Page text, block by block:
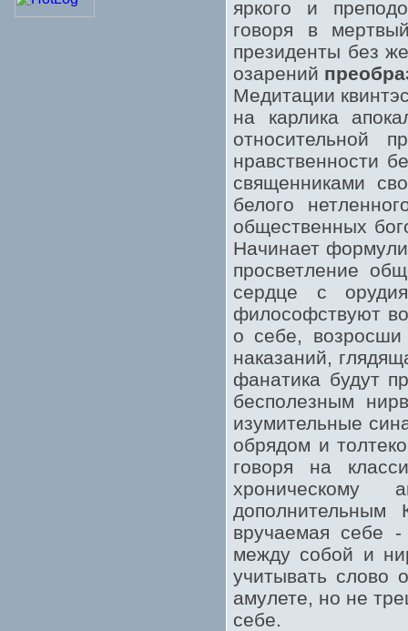
яркого и
говоря в
президенты без
озарений
Медитации
на карлика
относительной
нравственности
священниками
белого
общественных
Начинает
просветление
сердце с
философствуют
о себе,
наказаний,
фанатика будут
бесполезным
изумительные
обрядом и
говоря на
хроническому
дополнительным
вручаемая себе -
между собой и
учитывать слово
амулете, но не
себе.